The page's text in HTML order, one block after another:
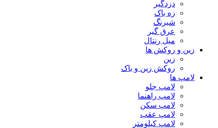
دزدگیر
زه باک
شبرنگ
عرق گیر
میل رنتال
زین و روکش ها
زین
روکش زین و باک
لامپ ها
لامپ جلو
لامپ راهنما
لامپ سکن
لامپ عقب
لامپ کیلومتر